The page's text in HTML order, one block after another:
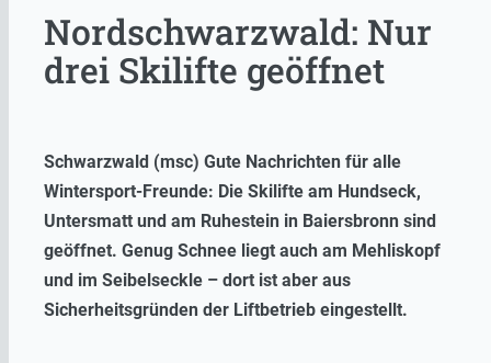
Nordschwarzwald: Nur
drei Skilifte geöffnet
Schwarzwald (msc) Gute Nachrichten für alle
Wintersport-Freunde: Die Skilifte am Hundseck,
Untersmatt und am Ruhestein in Baiersbronn sind
geöffnet. Genug Schnee liegt auch am Mehliskopf
und im Seibelseckle – dort ist aber aus
Sicherheitsgründen der Liftbetrieb eingestellt.